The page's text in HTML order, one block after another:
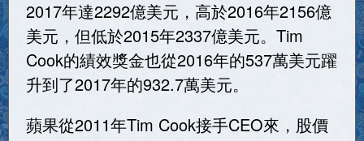
2017年達2292億美元，高於2016年2156億
美元，但低於2015年2337億美元。Tim
Cook的績效獎金也從2016年的537萬美元躍
升到了2017年的932.7萬美元。
蘋果從2011年Tim Cook接手CEO來，股價